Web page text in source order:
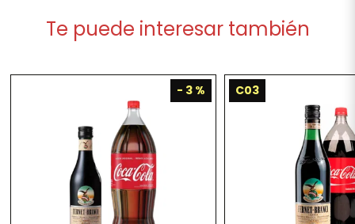
Te puede interesar también
- 3 % C03